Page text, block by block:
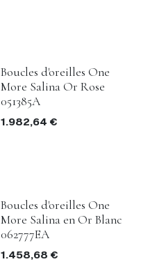
Boucles d'oreilles One
More Salina Or Rose
051385A
1.982,64 €
Boucles d'oreilles One
More Salina en Or Blanc
062777EA
1.458,68 €